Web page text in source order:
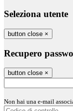
Seleziona utente
button close ×
Recupero
button close ×
Non hai una e-mail